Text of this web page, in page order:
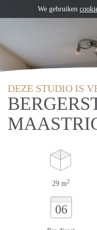
DEZE STUDIO IS
29 m2
06
We gebruiken